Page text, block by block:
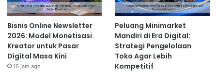
Bisnis Online Newsletter
2026: Model Monetisasi
Kreator untuk Pasar
Digital Masa Kini
16 jam ago
Peluang Minimarket
Mandiri di Era Digital:
Strategi Pengelolaan
Toko Agar Lebih
Kompetitif